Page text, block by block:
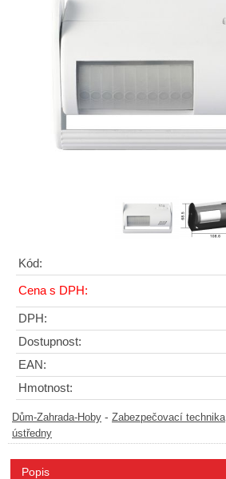
Kód:
Cena s DPH:
DPH:
Dostupnost:
EAN:
Hmotnost:
Dům-Zahrada-Hoby - Zabezpečovací technika
ústředny
Popis